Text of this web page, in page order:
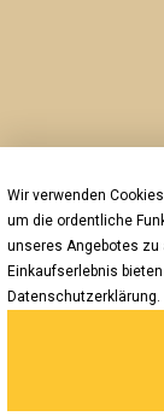
Wir verwenden
um die ordentliche
unseres Angebotes
Einkaufserlebnis
Datenschutzerklärung.